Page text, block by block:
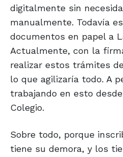
digitalmente sin
manualmente. Todavía
documentos en papel a
Actualmente, con la
realizar estos trámites
lo que agilizaría todo. A
trabajando en esto
Colegio.
Sobre todo, porque
tiene su demora, y los